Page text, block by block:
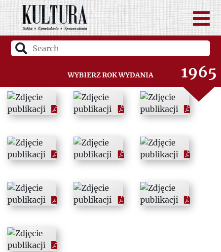
Wybierz rok wydania
1963
1964
1965
1966
1968
1969
1970